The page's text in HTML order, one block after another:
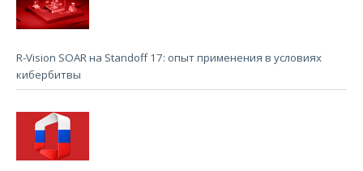
R-Vision SOAR на Standoff 17: опыт применения в условиях
кибербитвы